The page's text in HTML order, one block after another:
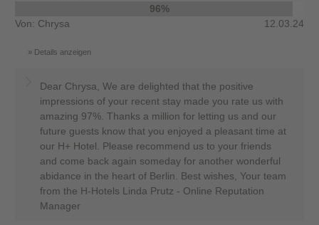
96%
Von: Chrysa
12.03.24
Details anzeigen
Dear Chrysa, We are delighted that the positive
impressions of your recent stay made you rate us with
amazing 97%. Thanks a million for letting us and our
future guests know that you enjoyed a pleasant time at
our H+ Hotel. Please recommend us to your friends
and come back again someday for another wonderful
abidance in the heart of Berlin. Best wishes, Your team
from the H-Hotels Linda Prutz - Online Reputation
Manager